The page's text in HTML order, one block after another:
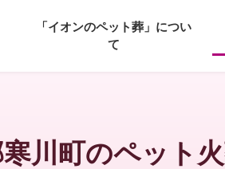
「イオンのペット葬」につい
て
川町のペット